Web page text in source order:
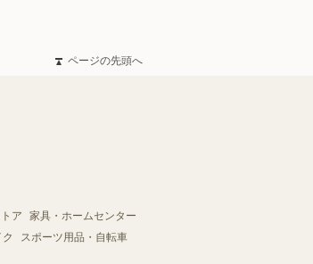
ページの先頭へ
ア
家具・ホームセンター
スポーツ用品・自転車